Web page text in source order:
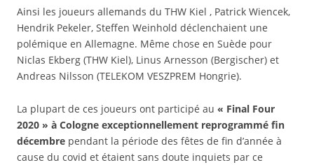
Ainsi les joueurs allemands du THW Kiel , Patrick Wiencek,
Hendrik Pekeler, Steffen Weinhold déclenchaient une
polémique en Allemagne. Même chose en Suède pour
Niclas Ekberg (THW Kiel), Linus Arnesson (Bergischer) et
Andreas Nilsson (TELEKOM VESZPREM Hongrie).
La plupart de ces joueurs ont participé au« Final Four
2020 » à Cologne exceptionnellement reprogrammé fin
décembre pendant la période des fêtes de fin d’année à
cause du covid et étaient sans doute inquiets par ce